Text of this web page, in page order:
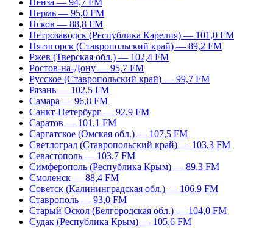
Пенза — 94,7 FM
Пермь — 95,0 FM
Псков — 88,8 FM
Петрозаводск (Республика Карелия) — 101,0 FM
Пятигорск (Ставропольский край) — 89,2 FM
Ржев (Тверская обл.) — 102,4 FM
Ростов-на-Дону — 95,7 FM
Русское (Ставропольский край) — 99,7 FM
Рязань — 102,5 FM
Самара — 96,8 FM
Санкт-Петербург — 92,9 FM
Саратов — 101,1 FM
Саргатское (Омская обл.) — 107,5 FM
Светлоград (Ставропольский край) — 103,3 FM
Севастополь — 103,7 FM
Симферополь (Республика Крым) — 89,3 FM
Смоленск — 88,4 FM
Советск (Калининградская обл.) — 106,9 FM
Ставрополь — 93,0 FM
Старый Оскол (Белгородская обл.) — 104,0 FM
Судак (Республика Крым) — 105,6 FM